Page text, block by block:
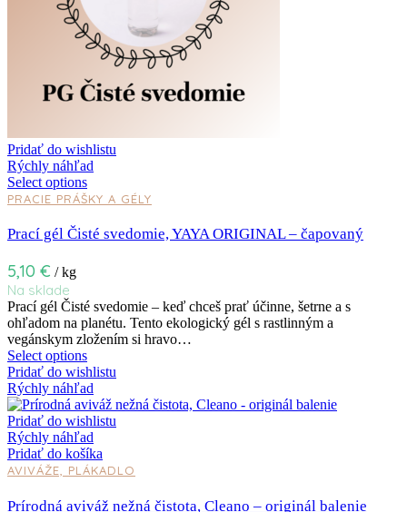
Pridať do wishlistu
Rýchly náhľad
Select options
PRACIE PRÁŠKY A GÉLY
Prací gél Čisté svedomie, YAYA ORIGINAL – čapovaný
5,10 € / kg
Na sklade
Prací gél Čisté svedomie – keď chceš prať účinne, šetrne a s
ohľadom na planétu. Tento ekologický gél s rastlinným a
vegánskym zložením si hravo…
Select options
Pridať do wishlistu
Rýchly náhľad
Pridať do wishlistu
Rýchly náhľad
Pridať do košíka
AVIVÁŽE, PLÁKADLO
Prírodná aviváž nežná čistota, Cleano – originál balenie